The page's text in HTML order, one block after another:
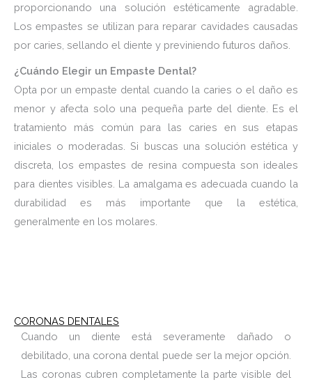
proporcionando una solución estéticamente agradable.
Los empastes se utilizan para reparar cavidades causadas
por caries, sellando el diente y previniendo futuros daños.
¿Cuándo Elegir un Empaste Dental?
Opta por un empaste dental cuando la caries o el daño es
menor y afecta solo una pequeña parte del diente. Es el
tratamiento más común para las caries en sus etapas
iniciales o moderadas. Si buscas una solución estética y
discreta, los empastes de resina compuesta son ideales
para dientes visibles. La amalgama es adecuada cuando la
durabilidad es más importante que la estética,
generalmente en los molares.
CORONAS DENTALES
Cuando un diente está severamente dañado o
debilitado, una corona dental puede ser la mejor opción.
Las coronas cubren completamente la parte visible del